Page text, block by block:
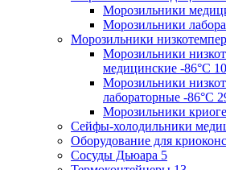
Морозильники
Морозильники
Морозильники
Морозильники
медицинские -86°С 10
Морозильники
лабораторные -86°С
Морозильники
Сейфы-холодильники
Оборудование для
Сосуды Дьюара 5